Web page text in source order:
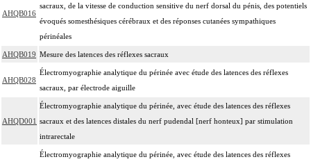
AHQB016
sacraux, de la vitesse de conduction sensitive du nerf dorsal du pénis, des potentiels
évoqués somesthésiques cérébraux et des réponses cutanées sympathiques
périnéales
AHQB019 Mesure des latences des réflexes sacraux
AHQB028
Électromyographie analytique du périnée avec étude des latences des réflexes
sacraux, par électrode aiguille
AHQD001
Électromyographie analytique du périnée, avec étude des latences des réflexes
sacraux et des latences distales du nerf pudendal [nerf honteux] par stimulation
intrarectale
Électromyographie analytique du périnée, avec étude des latences des réflexes